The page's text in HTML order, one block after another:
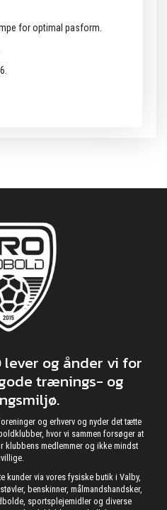
for optimal pasform.
lever og ånder vi for
trænings- og
og erhverv og nyder det tætte
hvor vi sammen forsøger at
klubbens medlemmer og ikke mindst
kunder via vores fysiske butik i Valby,
benskinner, målmandshandsker,
sportsplejemidler og diverse